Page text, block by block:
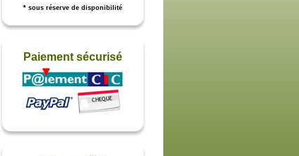
* sous réserve de disponibilité
Paiement sécurisé